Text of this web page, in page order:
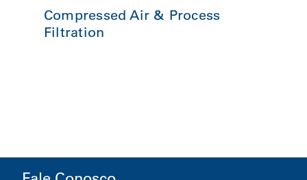
Compressed Air & Process
Filtration